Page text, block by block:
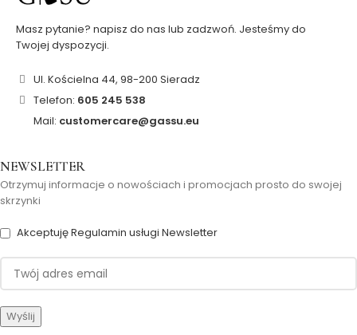
Masz pytanie? napisz do nas lub zadzwoń. Jesteśmy do
Twojej dyspozycji.
Ul. Kościelna 44, 98-200 Sieradz
Telefon: 605 245 538
Mail: customercare@gassu.eu
NEWSLETTER
Otrzymuj informacje o nowościach i promocjach prosto do swojej
skrzynki
Akceptuję Regulamin usługi Newsletter